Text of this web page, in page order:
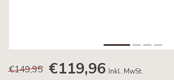
€149,95 €119,96 Inkl. MwSt.